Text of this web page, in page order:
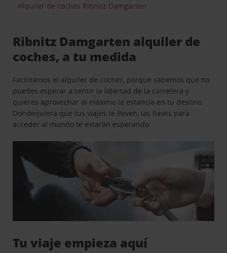
Alquiler de coches Ribnitz Damgarten
Ribnitz Damgarten alquiler de
coches, a tu medida
Facilitamos el alquiler de coches, porque sabemos que no
puedes esperar a sentir la libertad de la carretera y
quieres aprovechar al máximo la estancia en tu destino.
Dondequiera que tus viajes te lleven, las llaves para
acceder al mundo te estarán esperando.
Tu viaje empieza aquí